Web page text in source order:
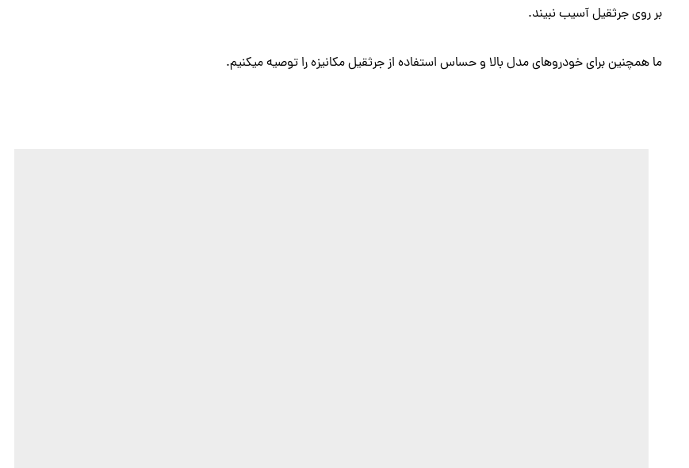
بر روی جرثقیل آسیب نبیند.
ما همچنین برای خودروهای مدل بالا و حساس استفاده از جرثقیل مکانیزه را توصیه میکنیم.